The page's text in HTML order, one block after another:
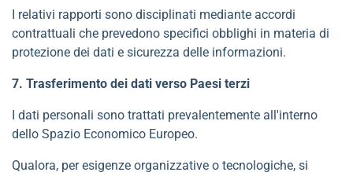
I relativi rapporti sono disciplinati mediante accordi
contrattuali che prevedono specifici obblighi in materia di
protezione dei dati e sicurezza delle informazioni.
7. Trasferimento dei dati verso Paesi terzi
I dati personali sono trattati prevalentemente all'interno
dello Spazio Economico Europeo.
Qualora, per esigenze organizzative o tecnologiche, si